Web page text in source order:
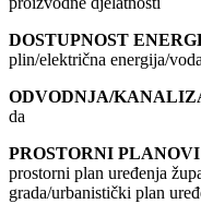
DOSTUPNOST
plin/električna energija/
ODVODNJA/
da
PROSTORNI PLANOVI
prostorni plan uređenja
grada/urbanistički plan